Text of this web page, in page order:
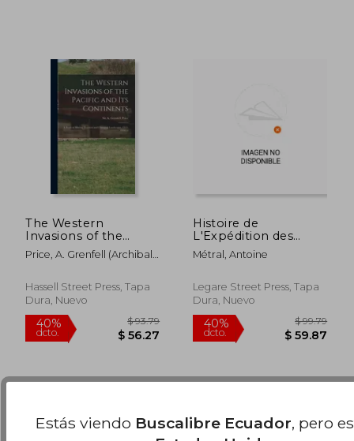
dcto. $ 44.27 dcto. $
The Western
Invasions of the
Pacific and Its
Continents: a Study of
Changing
Landscapes, 1513-
Price, A. Grenfell (Archibald
Hassell Street Press, Tapa
Dura, Nuevo
Histoire de
L'Expédition des
Français (en Francés)
Métral, Antoine
Legare Street Press, Tapa
Dura, Nuevo
Estás viendo Buscalibre Ecuador, pero